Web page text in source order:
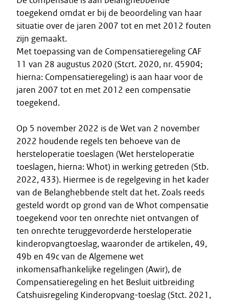
toegekend omdat er bij de beoordeling van haar
situatie over de jaren 2007 tot en met 2012 fouten
zijn gemaakt.
Met toepassing van de Compensatieregeling CAF
11 van 28 augustus 2020 (Stcrt. 2020, nr. 45904;
hierna: Compensatieregeling) is aan haar voor de
jaren 2007 tot en met 2012 een compensatie
toegekend.
Op 5 november 2022 is de Wet van 2 november
2022 houdende regels ten behoeve van de
hersteloperatie toeslagen (Wet hersteloperatie
toeslagen, hierna: Whot) in werking getreden (Stb.
2022, 433). Hiermee is de regelgeving in het kader
van de Belanghebbende stelt dat het. Zoals reeds
gesteld wordt op grond van de Whot compensatie
toegekend voor ten onrechte niet ontvangen of
ten onrechte teruggevorderde hersteloperatie
kinderopvangtoeslag, waaronder de artikelen, 49,
49b en 49c van de Algemene wet
inkomensafhankelijke regelingen (Awir), de
Compensatieregeling en het Besluit uitbreiding
Catshuisregeling Kinderopvang-toeslag (Stct. 2021,